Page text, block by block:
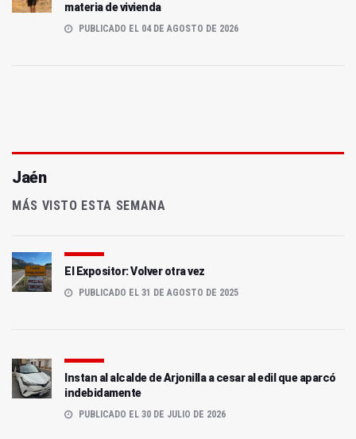
materia de vivienda
PUBLICADO EL 04 DE AGOSTO DE 2026
Jaén
MÁS VISTO ESTA SEMANA
El Expositor: Volver otra vez
PUBLICADO EL 31 DE AGOSTO DE 2025
Instan al alcalde de Arjonilla a cesar al edil que aparcó
indebidamente
PUBLICADO EL 30 DE JULIO DE 2026